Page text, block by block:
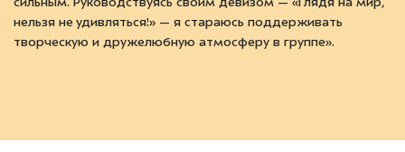
сильным. Руководствуясь своим девизом — «Глядя на мир,
нельзя не удивляться!» — я стараюсь поддерживать
творческую и дружелюбную атмосферу в группе».